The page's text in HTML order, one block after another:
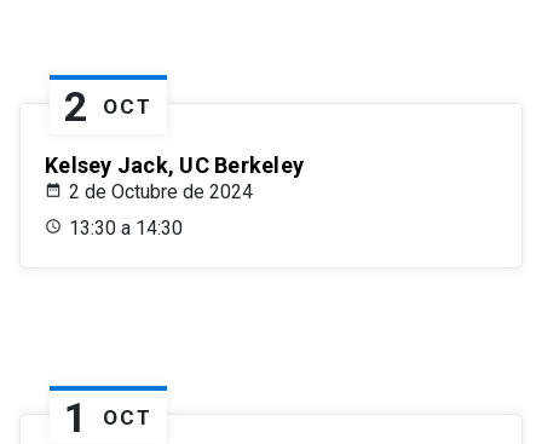
2 OCT
Kelsey Jack, UC Berkeley
2 de Octubre de 2024
13:30 a 14:30
1 OCT